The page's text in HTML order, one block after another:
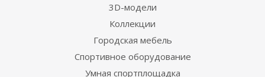
3D-модели
Коллекции
Городская мебель
Спортивное оборудование
Умная спортплощадка